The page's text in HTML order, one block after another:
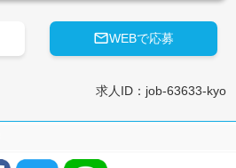
WEBで応募
求人ID：job-63633-kyo